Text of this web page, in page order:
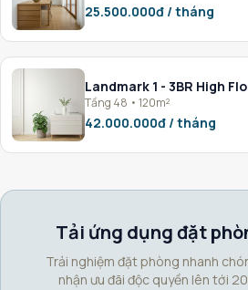
25.500.000đ / tháng
Landmark 1 - 3BR High
Tầng 48 • 120m²
42.000.000đ / tháng
Tải ứng dụng đặt
Trải nghiệm đặt phòng nhanh
nhận ưu đãi độc quyền lên tới